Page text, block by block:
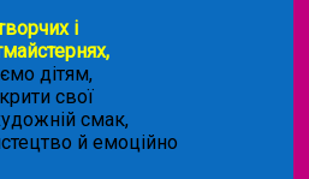
і
дітям,
свої
смак,
й емоційно